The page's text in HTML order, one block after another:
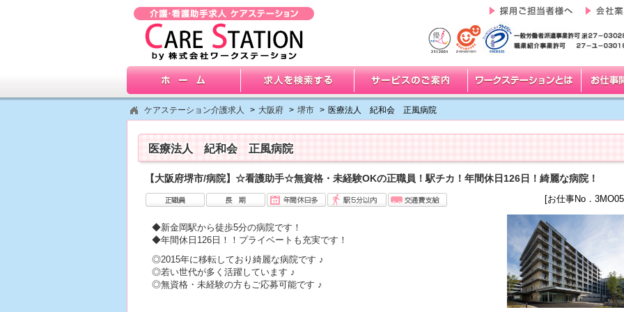
ケアステーション介護求人 > 大阪府 > 堺市 > 医療法人 紀和会 正風病院
医療法人 紀和会 正風病院
【大阪府堺市/病院】☆看護助手☆無資格・未経験OKの正職員！駅チカ！年間休日126日！綺麗な病院！
[お仕事No．
◆新金岡駅から徒歩5分の病院です！
◆年間休日126日！！プライベートも充実です！
◎2015年に移転しており綺麗な病院です ♪
◎若い世代が多く活躍しています ♪
◎無資格・未経験の方もご応募可能です ♪